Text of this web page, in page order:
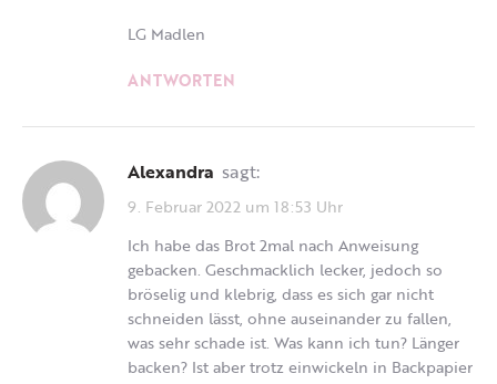
LG Madlen
ANTWORTEN
Alexandra sagt:
9. Februar 2022 um 18:53 Uhr
Ich habe das Brot 2mal nach Anweisung
gebacken. Geschmacklich lecker, jedoch so
bröselig und klebrig, dass es sich gar nicht
schneiden lässt, ohne auseinander zu fallen,
was sehr schade ist. Was kann ich tun? Länger
backen? Ist aber trotz einwickeln in Backpapier